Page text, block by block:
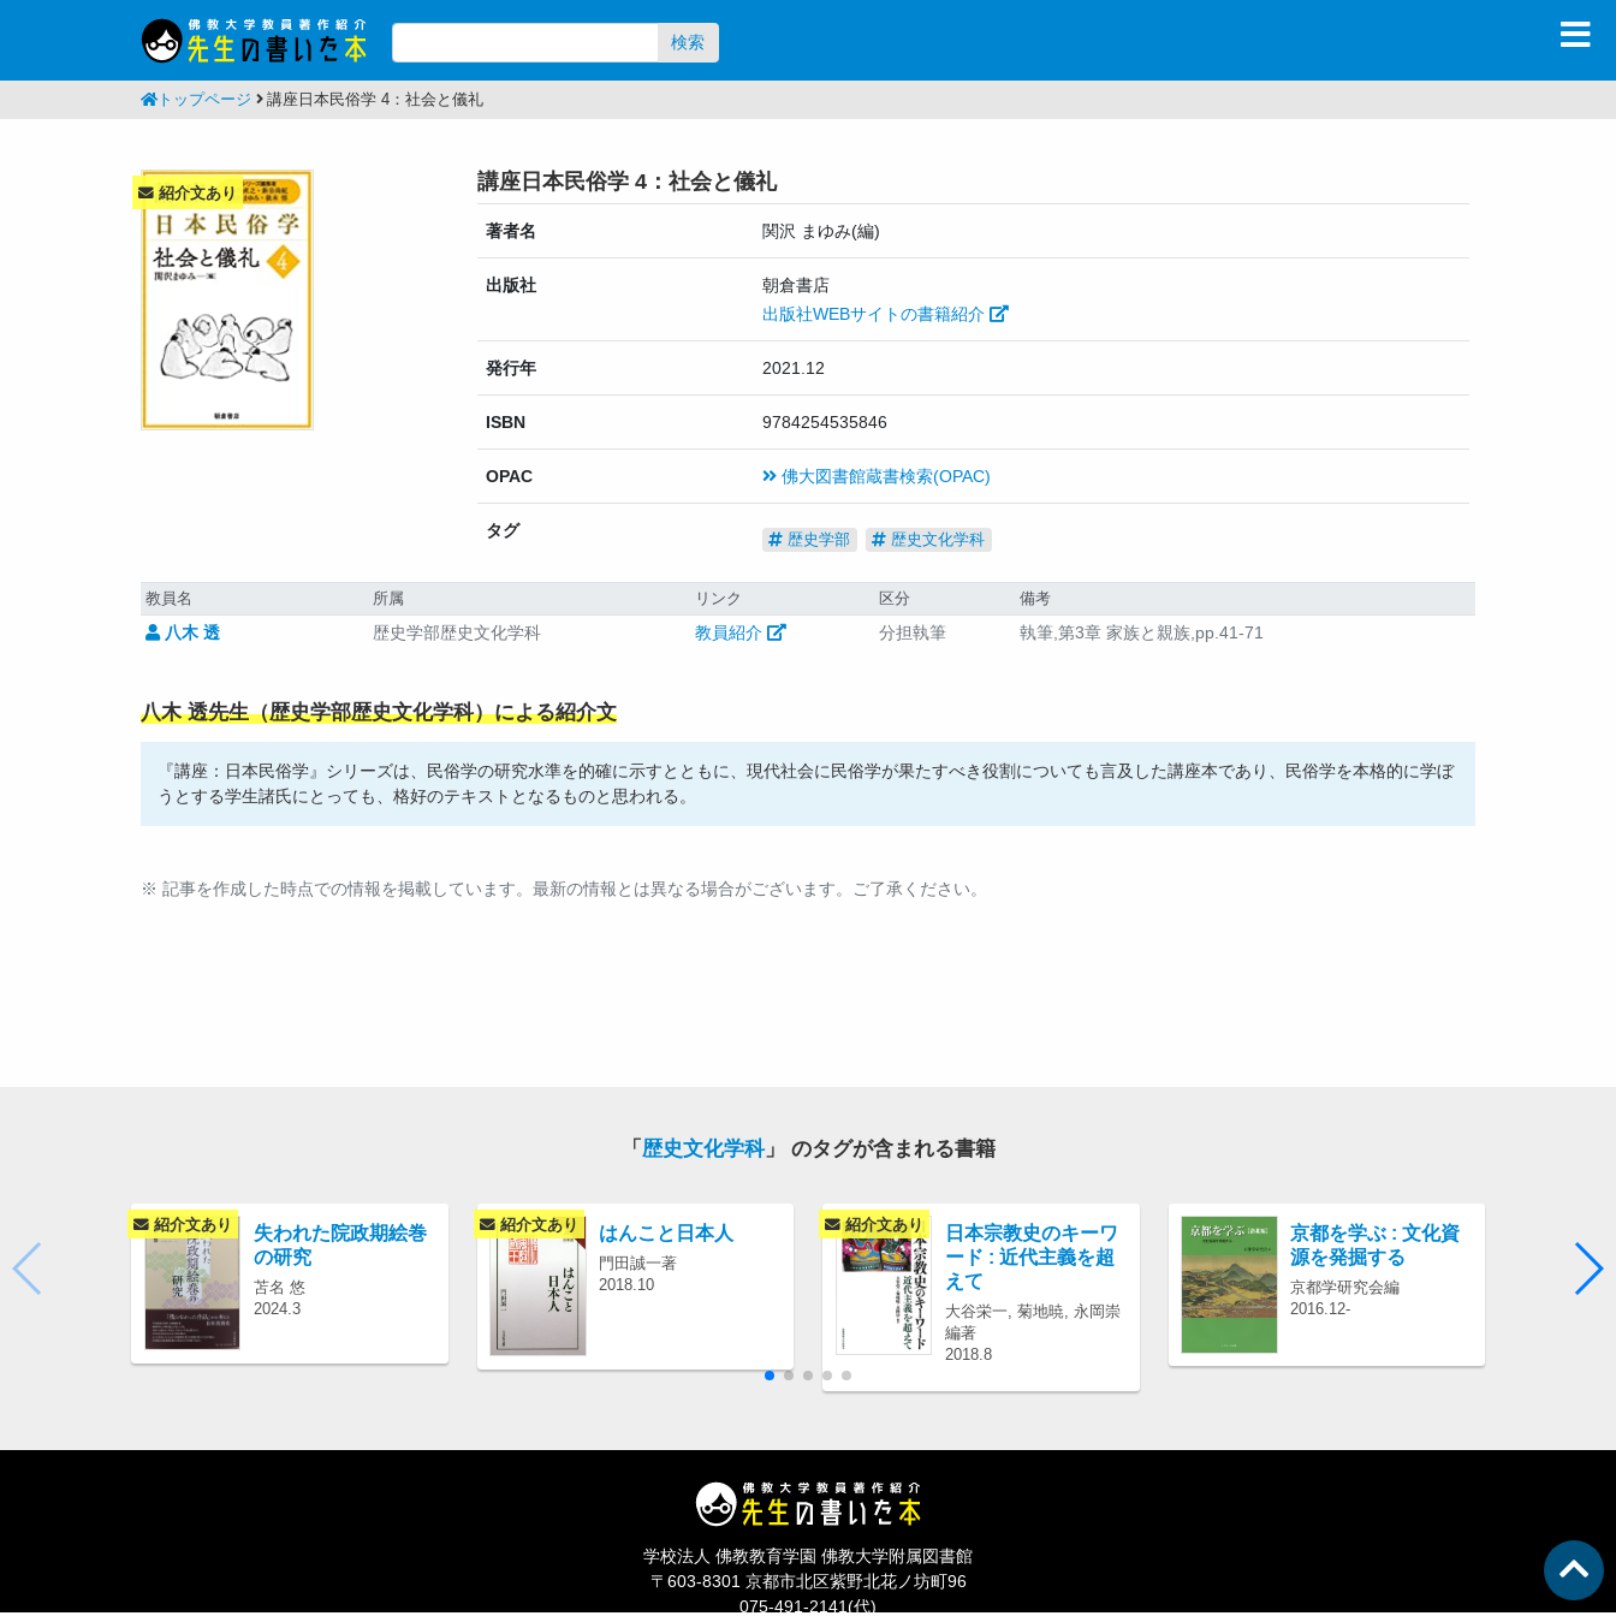
検索
トップページ 講座日本民俗学 4：社会と儀礼
紹介文あり 講座日本民俗学 4：社会と儀礼
著者名 関沢 まゆみ(編)
出版社
朝倉書店
出版社WEBサイトの書籍紹介
発行年 2021.12
ISBN 9784254535846
OPAC 佛大図書館蔵書検索(OPAC)
タグ 歴史学部 歴史文化学科
教員名 所属 リンク 区分 備考
八木 透 歴史学部歴史文化学科 教員紹介 分担執筆 執筆,第3章 家族と親族,pp.41-71
八木 透先生（歴史学部歴史文化学科）による紹介文
『講座：日本民俗学』シリーズは、民俗学の研究水準を的確に示すとともに、現代社会に民俗学が果たすべき役割についても言及した講座本であり、民俗学を本格的に学ぼ
うとする学生諸氏にとっても、格好のテキストとなるものと思われる。
※ 記事を作成した時点での情報を掲載しています。最新の情報とは異なる場合がございます。ご了承ください。
「 歴史文化学科」 のタグが含まれる書籍
失われた院政期絵巻
の研究
苫名 悠
2024.3
紹介文あり はんこと日本人
門田誠一著
2018.10
紹介文あり
日本宗教史のキーワ
ード : 近代主義を超
えて
大谷栄一, 菊地暁, 永岡崇
編著
2018.8
紹介文あり
京都を学ぶ : 文化資
源を発掘する
京都学研究会編
2016.12-
学校法人 佛教教育学園 佛教大学附属図書館
〒603-8301 京都市北区紫野北花ノ坊町96
075-491-2141(代)